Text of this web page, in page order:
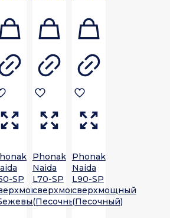
SP
Phonak
Naida
L70-SP
сверхмощный
(Песочный)
Phonak
Naida
L90-SP
сверхмощный
(Песочный)